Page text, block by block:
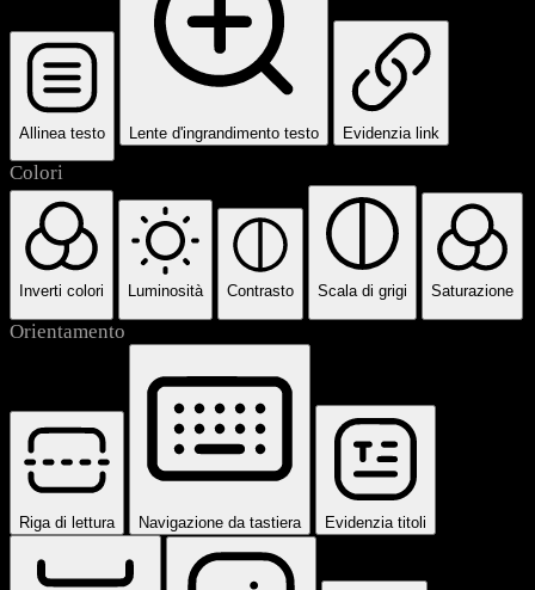
Allinea testo Lente d'ingrandimento testo Evidenzia link
Colori
Inverti colori Luminosità Contrasto Scala di grigi Saturazione
Orientamento
Riga di lettura Navigazione da tastiera Evidenzia titoli